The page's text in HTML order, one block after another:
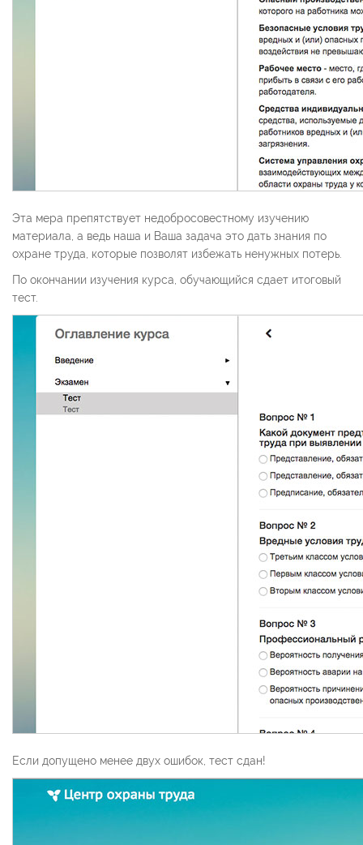
Эта мера препятствует недобросовестному изучению
материала, а ведь наша и Ваша задача это дать знания по
охране труда, которые позволят избежать ненужных потерь.
По окончании изучения курса, обучающийся сдает итоговый
тест.
Если допущено менее двух ошибок, тест сдан!